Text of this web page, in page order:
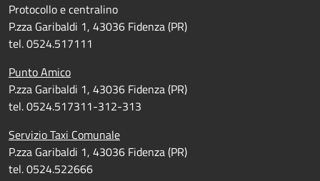
Protocollo e centralino
P.zza Garibaldi 1, 43036 Fidenza (PR)
tel. 0524.517111
Punto Amico
P.zza Garibaldi 1, 43036 Fidenza (PR)
tel. 0524.517311-312-313
Servizio Taxi Comunale
P.zza Garibaldi 1, 43036 Fidenza (PR)
tel. 0524.522666